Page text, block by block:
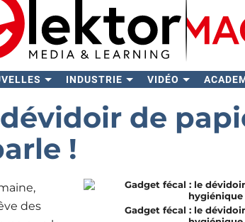
INDUSTRIE VIDÉO
de
!
Gadget fécal : le
des